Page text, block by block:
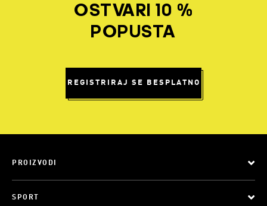
OSTVARI 10 %
POPUSTA
REGISTRIRAJ SE BESPLATNO
PROIZVODI
SPORT